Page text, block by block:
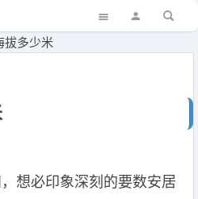
拔多少米
想必印象深刻的要数安居